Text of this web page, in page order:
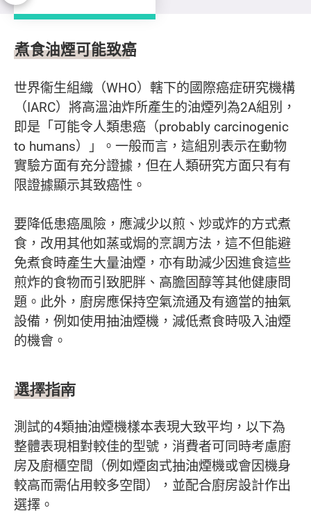
使用及選購貼士
煮食油煙可能致癌
世界衞生組織（WHO）轄下的國際癌症研究機構
（IARC）將高溫油炸所產生的油煙列為2A組別，
即是「可能令人類患癌（probably carcinogenic
to humans）」。一般而言，這組別表示在動物
實驗方面有充分證據，但在人類研究方面只有有
限證據顯示其致癌性。
要降低患癌風險，應減少以煎、炒或炸的方式煮
食，改用其他如蒸或焗的烹調方法，這不但能避
免煮食時產生大量油煙，亦有助減少因進食這些
煎炸的食物而引致肥胖、高膽固醇等其他健康問
題。此外，廚房應保持空氣流通及有適當的抽氣
設備，例如使用抽油煙機，減低煮食時吸入油煙
的機會。
選擇指南
測試的4類抽油煙機樣本表現大致平均，以下為
整體表現相對較佳的型號，消費者可同時考慮廚
房及廚櫃空間（例如煙囱式抽油煙機或會因機身
較高而需佔用較多空間），並配合廚房設計作出
選擇。